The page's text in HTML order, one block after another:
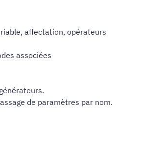
affectation, opérateurs
associées
de paramètres par nom.